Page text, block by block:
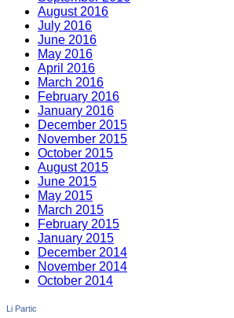
August 2016
July 2016
June 2016
May 2016
April 2016
March 2016
February 2016
January 2016
December 2015
November 2015
October 2015
August 2015
June 2015
May 2015
March 2015
February 2015
January 2015
December 2014
November 2014
October 2014
Li Partic